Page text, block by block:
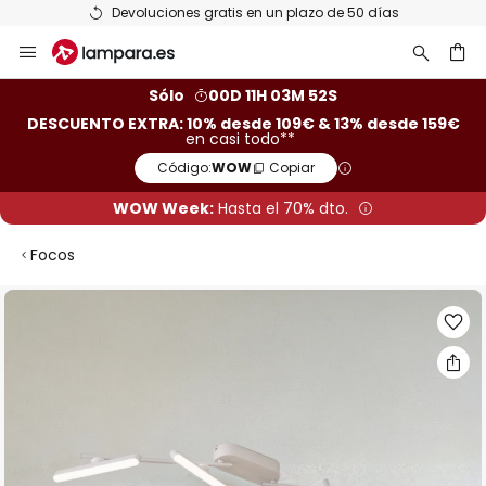
Devoluciones gratis en un plazo de 50 días
al
Sólo
00D 11H 03M 51S
DESCUENTO EXTRA: 10% desde 109€ & 13% desde 159€
en casi todo**
Código:WOW Copiar
WOW Week: Hasta el 70% dto.
Focos
Saltar